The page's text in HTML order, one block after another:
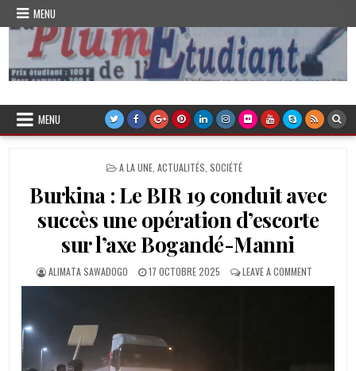
Skip
content
MENU
Plume de l'Etudiant
MENU
POSTED
A LA UNE, ACTUALITÉS SOCIÉTÉ
Burkina : Le BIR 19 conduit avec
succès une opération d’escorte
sur l’axe Bogandé-Manni
AUTHOR:
ALIMATA SAWADOGO
PUBLISHED
DATE:
17 OCTOBRE 2025 LEAVE A COMMENTON
BURKINA